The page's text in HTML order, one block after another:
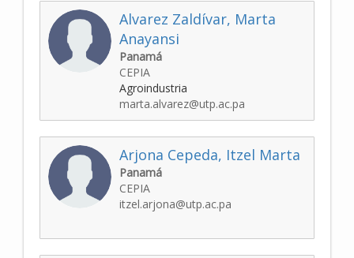
Alvarez Zaldívar, Marta
Anayansi
Panamá
CEPIA
Agroindustria
marta.alvarez@utp.ac.pa
Arjona Cepeda, Itzel Marta
Panamá
CEPIA
itzel.arjona@utp.ac.pa